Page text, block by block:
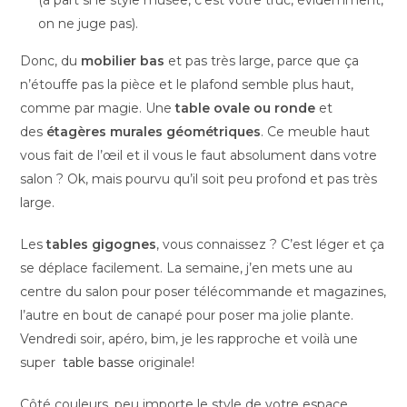
on ne juge pas).
Donc, du mobilier bas et pas très large, parce que ça
n’étouffe pas la pièce et le plafond semble plus haut,
comme par magie. Unetable ovale ou ronde et
des étagères murales géométriques. Ce meuble haut
vous fait de l’œil et il vous le faut absolument dans votre
salon ? Ok, mais pourvu qu’il soit peu profond et pas très
large.
Lestables gigognes, vous connaissez ? C’est léger et ça
se déplace facilement. La semaine, j’en mets une au
centre du salon pour poser télécommande et magazines,
l’autre en bout de canapé pour poser ma jolie plante.
Vendredi soir, apéro, bim, je les rapproche et voilà une
supertable basse originale!